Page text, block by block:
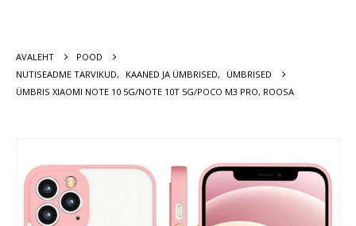
AVALEHT
POOD
NUTISEADME TARVIKUD, KAANED JA ÜMBRISED,
ÜMBRISED
ÜMBRIS XIAOMI NOTE 10 5G/NOTE 10T 5G/POCO M3 PRO, ROOSA